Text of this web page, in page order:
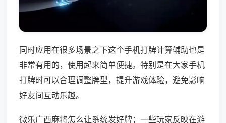
同时应用在很多场景之下这个手机打牌计算辅助也是
非常有用的，使用起来简单便捷。特别是在大家手机
打牌时可以合理调整牌型，提升游戏体验，避免影响
好友间互动乐趣。
微乐广西麻将怎么让系统发好牌；一些玩家反映在游